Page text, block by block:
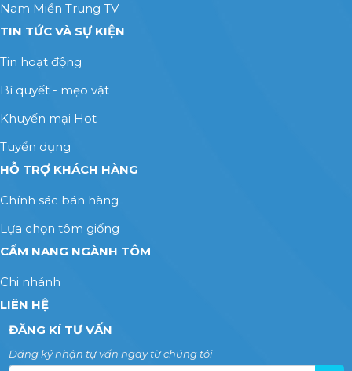
Nam Miền Trung TV
TIN TỨC VÀ SỰ KIỆN
Tin hoạt động
Bí quyết - mẹo vặt
Khuyến mại Hot
Tuyển dụng
HỖ TRỢ KHÁCH HÀNG
Chính sác bán hàng
Lựa chọn tôm giống
CẨM NANG NGÀNH TÔM
Chi nhánh
LIÊN HỆ
ĐĂNG KÍ TƯ VẤN
Đăng ký nhận tự vấn ngay từ chúng tôi